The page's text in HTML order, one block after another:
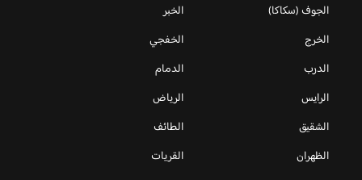
الجوف (سكاكا)
الخبر
الخرج
الخفجي
الدرب
الدمام
الرايس
الرياض
الشقيق
الطائف
الظهران
القريات